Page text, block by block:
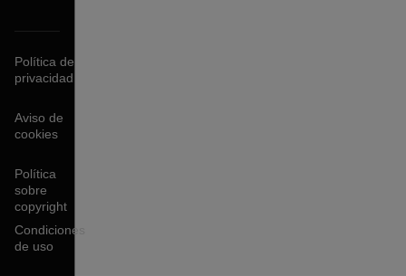
Política de
privacidad
Aviso de
cookies
Política
sobre
copyright
Condiciones
de uso